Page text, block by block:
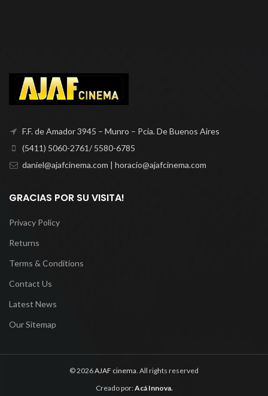
F.F. de Amador 3945 – Munro – Pcia. De Buenos Aires
(5411) 5060-2761/ 5580-6785
daniel@ajafcinema.com | horacio@ajafcinema.com
GRACIAS POR SU VISITA!
Privacy Policy
Returns
Terms & Conditions
Contact Us
Latest News
Our Sitemap
© 2026AJAF cinema . All rights reserved
Creado por:Acá Innova.